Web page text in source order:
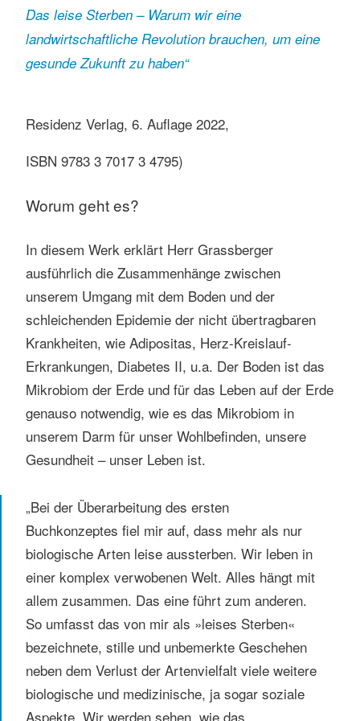
Das leise Sterben – Warum wir eine
landwirtschaftliche Revolution brauchen, um eine
gesunde Zukunft zu haben“
Residenz Verlag, 6. Auflage 2022,
ISBN 9783 3 7017 3 4795)
Worum geht es?
In diesem Werk erklärt Herr Grassberger
ausführlich die Zusammenhänge zwischen
unserem Umgang mit dem Boden und der
schleichenden Epidemie der nicht übertragbaren
Krankheiten, wie Adipositas, Herz-Kreislauf-
Erkrankungen, Diabetes II, u.a. Der Boden ist das
Mikrobiom der Erde und für das Leben auf der Erde
genauso notwendig, wie es das Mikrobiom in
unserem Darm für unser Wohlbefinden, unsere
Gesundheit – unser Leben ist.
„Bei der Überarbeitung des ersten
Buchkonzeptes fiel mir auf, dass mehr als nur
biologische Arten leise aussterben. Wir leben in
einer komplex verwobenen Welt. Alles hängt mit
allem zusammen. Das eine führt zum anderen.
So umfasst das von mir als »leises Sterben«
bezeichnete, stille und unbemerkte Geschehen
neben dem Verlust der Artenvielfalt viele weitere
biologische und medizinische, ja sogar soziale
Aspekte. Wir werden sehen, wie das